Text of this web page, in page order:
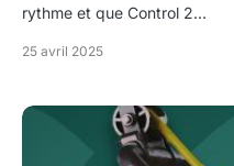
rythme et que Control 2…
25 avril 2025